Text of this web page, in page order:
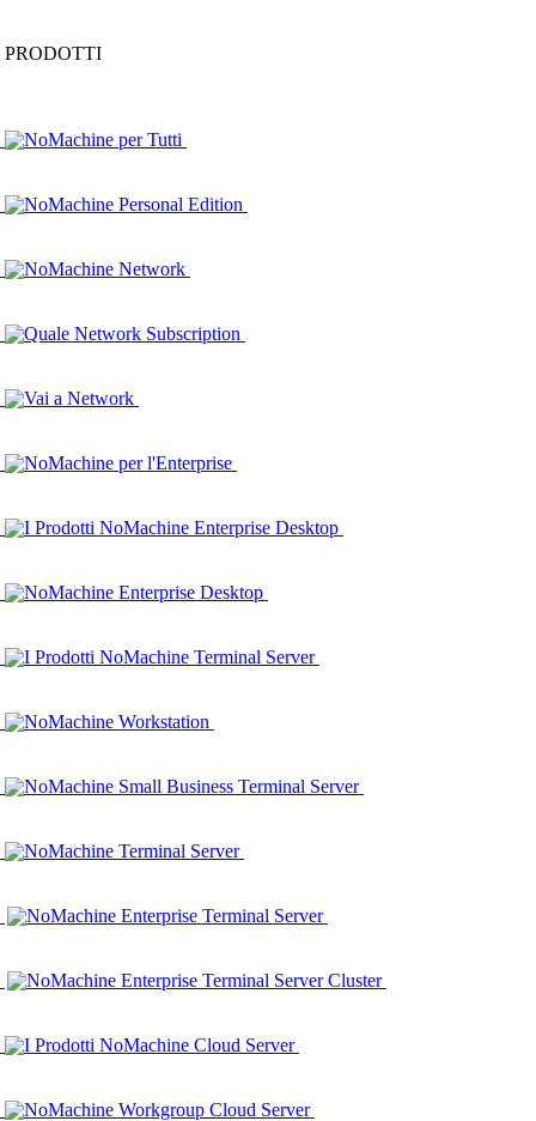
PRODOTTI
NoMachine per Tutti
NoMachine Personal Edition
NoMachine Network
Quale Network Subscription
Vai a Network
NoMachine per l'Enterprise
I Prodotti NoMachine Enterprise Desktop
NoMachine Enterprise Desktop
I Prodotti NoMachine Terminal Server
NoMachine Workstation
NoMachine Small Business Terminal Server
NoMachine Terminal Server
NoMachine Enterprise Terminal Server
NoMachine Enterprise Terminal Server Cluster
I Prodotti NoMachine Cloud Server
NoMachine Workgroup Cloud Server